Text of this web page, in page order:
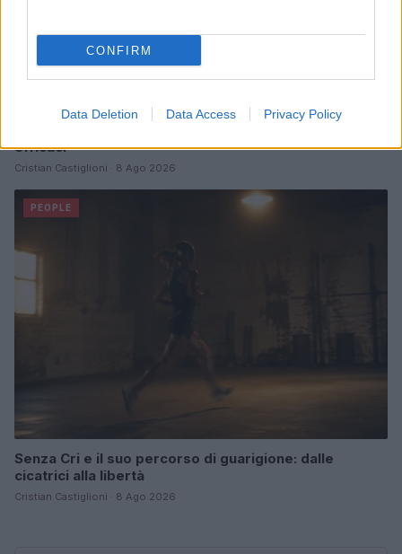
CONFIRM
Data Deletion Data Access Privacy Policy
efficaci
Cristian Castiglioni · 8 Ago 2026
PEOPLE
Senza Cri e il suo percorso di guarigione: dalle
cicatrici alla libertà
Cristian Castiglioni · 8 Ago 2026